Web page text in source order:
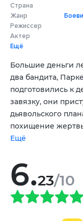
Страна
Жанр
Режиссер
Актер
Ещё
Скотт
Большие деньги
два бандита,
подготовились к
завязку, они
дьявольского
похищение
Ещё
6.23/10